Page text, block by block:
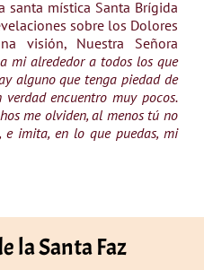
santa mística Santa Brígida
sobre los Dolores
visión, Nuestra Señora
mi alrededor a todos los que
alguno que tenga piedad de
encuentro muy pocos.
me olviden, al menos tú no
imita, en lo que puedas, mi
la Santa Faz